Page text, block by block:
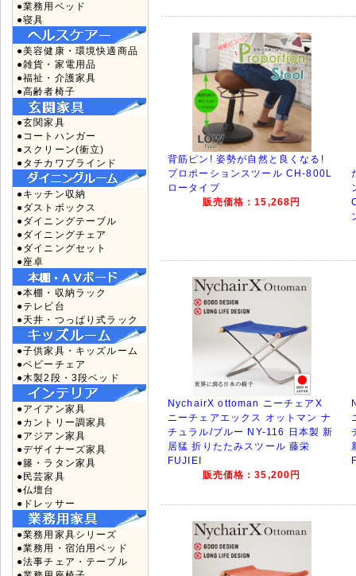
●業務用ベッド
●寝具
●美容健康・環境快適商品
●雑貨・家電用品
●福祉・介護家具
●高齢者椅子
●玄関家具
●コートハンガー
●スクリーン(衝立)
●タチカワブラインド
●キッチン収納
●ダストボックス
●ダイニングテーブル
●ダイニングチェア
●ダイニングセット
●座卓
●本棚・収納ラック
●テレビ台
●天井・つっぱり式ラック
●子供家具・キッズルーム
●ベビーチェア
●木製2段・3段ベッド
●アイアン家具
●カントリー調家具
●アジアン家具
●デザイナーズ家具
●籐・ラタン家具
●民芸家具
●仏壇台
●ドレッサー
●業務用家具シリーズ
●業務用・宿泊用ベッド
●法事チェア・テーブル
背筋ピン! 姿勢が自然と良くなる!
プロポーションスツール CH-800L
ロータイプ
販売価格：15,268円
NychairX ottoman ニーチェアX
ニーチェアエックス オットマン ナ
チュラル/ブルー NY-116 日本製 新
居猛 折りたたみスツール 藤栄
FUJIEI
販売価格：35,200円